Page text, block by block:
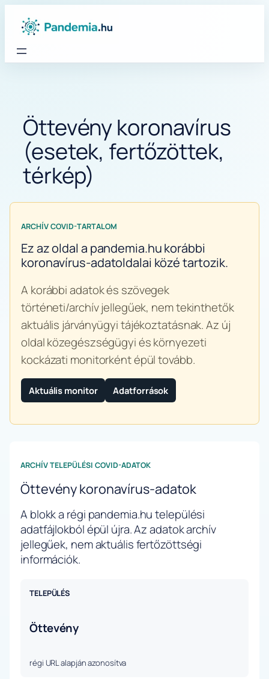
Öttevény koronavírus
(esetek, fertőzöttek,
térkép)
ARCHÍV COVID-TARTALOM
Ez az oldal a pandemia.hu korábbi
koronavírus-adatoldalai közé tartozik.
A korábbi adatok és szövegek
történeti/archív jellegűek, nem tekinthetők
aktuális járványügyi tájékoztatásnak. Az új
oldal közegészségügyi és környezeti
kockázati monitorként épül tovább.
Aktuális monitor Adatforrások
ARCHÍV TELEPÜLÉSI COVID-ADATOK
Öttevény koronavírus-adatok
A blokk a régi pandemia.hu települési
adatfájlokból épül újra. Az adatok archív
jellegűek, nem aktuális fertőzöttségi
információk.
TELEPÜLÉS
Öttevény
régi URL alapján azonosítva